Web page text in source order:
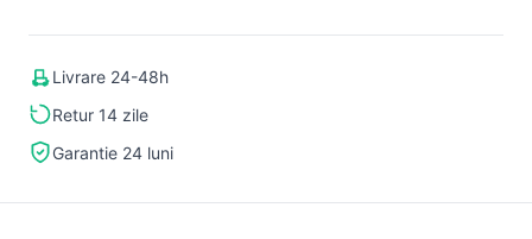
Livrare 24-48h
Retur 14 zile
Garantie 24 luni